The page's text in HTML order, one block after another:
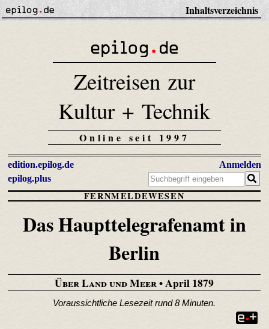
Inhaltsverzeichnis
Zeitreisen zur
Kultur + Technik
Online seit 1997
edition.epilog.de
epilog.plus
Anmelden
FERNMELDEWESEN
Das Haupttelegrafenamt in
Berlin
Über Land und Meer• April 1879
Voraussichtliche Lesezeit rund 8 Minuten.